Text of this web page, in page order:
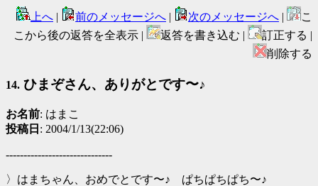
上へ | 前のメッセージへ | 次のメッセージへ |
こ
こから後の返答を全表示 |
返答を書き込む |
訂正する |
削除する
14. ひまぞさん、ありがとです〜♪
お名前: はまこ
投稿日 : 2004/1/13(22:06)
------------------------------
〉はまちゃん、おめでとです〜♪ ぱちぱちぱち〜♪